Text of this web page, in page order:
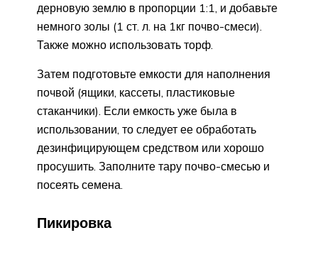
дерновую землю в пропорции 1:1, и добавьте
немного золы (1 ст. л. на 1кг почво-смеси).
Также можно использовать торф.
Затем подготовьте емкости для наполнения
почвой (ящики, кассеты, пластиковые
стаканчики). Если емкость уже была в
использовании, то следует ее обработать
дезинфицирующем средством или хорошо
просушить. Заполните тару почво-смесью и
посеять семена.
Пикировка